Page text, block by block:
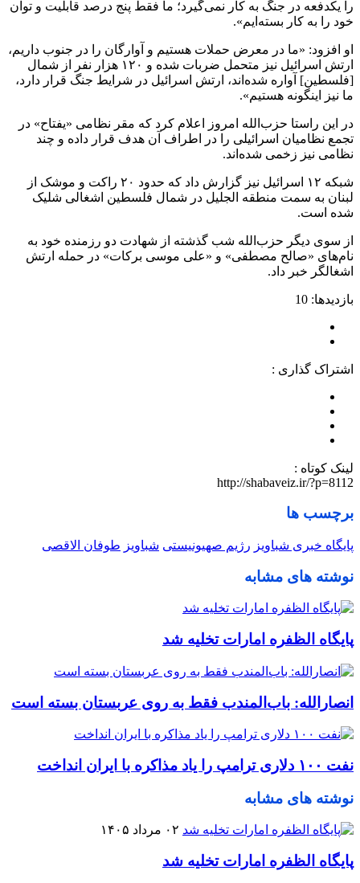
را یکدفعه در جنگ به کار نمی‌گیرد؛ ما فقط پنج درصد قابلیت و توان
خود را به کار بسته‌ایم».
او افزود: «ما در معرض حملات هستیم و آوارگان را در جنوب داریم،
ارتش اسرائیل نیز متحمل ضربات شده و ۱۲۰ هزار نفر از شمال
[فلسطین] آواره شده‌اند، ارتش اسرائیل در شرایط جنگ قرار دارد،
ما نیز اینگونه هستیم».
در این راستا حزب‌الله امروز اعلام کرد که مقر نظامی «یفتاح» در
تجمع نظامیان اسرائیلی را در اطراف آن هدف قرار داده و چند
نظامی نیز زخمی شده‌اند.
شبکه ۱۲ اسرائیل نیز گزارش داد که حدود ۲۰ راکت و موشک از
لبنان به سمت منطقه الجلیل در شمال فلسطین اشغالی شلیک
شده است.
از سوی دیگر حزب‌الله شب گذشته از شهادت دو رزمنده خود به
نام‌های «صالح مصطفی» و «علی موسی برکات» در حمله ارتش
اشغالگر خبر داد.
بازدیدها: 10
اشتراک گذاری :
لینک کوتاه :
http://shabaveiz.ir/?p=8112
برچسب ها
پایگاه خبری شباویز رژیم صهیونیستی شباویز طوفان الاقصی
نوشته های مشابه
پایگاه الظفره امارات تخلیه شد
انصارالله: باب‌المندب فقط به روی عربستان بسته است
نفت ۱۰۰ دلاری ترامپ را یاد مذاکره با ایران انداخت
نوشته های مشابه
۰۲ مرداد ۱۴۰۵
پایگاه الظفره امارات تخلیه شد